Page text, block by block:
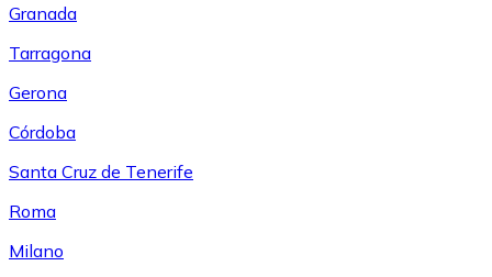
Granada
Tarragona
Gerona
Córdoba
Santa Cruz de Tenerife
Roma
Milano